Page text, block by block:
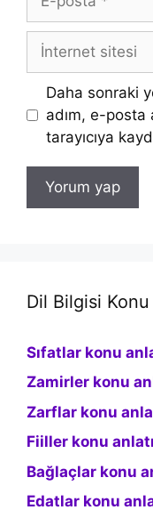
posta
İnternet
sitesi
Daha sonraki
adım, e-
tarayıcıya
Dil Bilgisi Konu
Sıfatlar konu
Zamirler konu
Zarflar konu
Fiiller konu
Bağlaçlar konu
Edatlar konu